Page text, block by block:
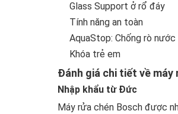
Glass Support ở rổ đáy
Tính năng an toàn
AquaStop: Chống rò nước
Khóa trẻ em
Đánh giá chi tiết về máy
Nhập khẩu từ Đức
Máy rửa chén Bosch được